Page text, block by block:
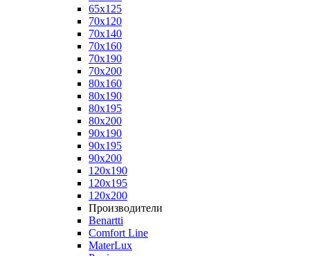
65x125
70x120
70x140
70x160
70x190
70x200
80x160
80x190
80x195
80x200
90x190
90x195
90x200
120x190
120x195
120x200
Производители
Benartti
Comfort Line
MaterLux